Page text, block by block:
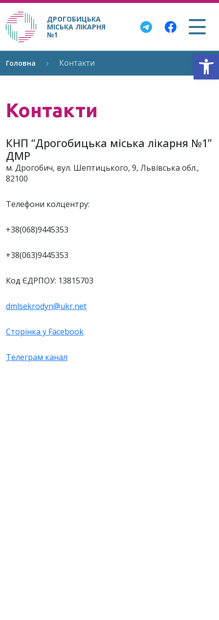
ДРОГОБИЦЬКА
МІСЬКА ЛІКАРНЯ
№1
Головна Контакти
Контакти
КНП “Дрогобицька міська лікарня №1”
ДМР
м. Дрогобич, вул. Шептицького, 9, Львівська обл.,
82100
Телефони колцентру:
+38(068)9445353
+38(063)9445353
Код ЄДРПОУ: 13815703
dmlsekrodyn@ukr.net
Сторінка у Facebook
Телеграм канал